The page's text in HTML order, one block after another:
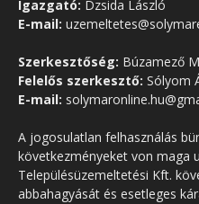
Igazgató: Dzsida László
E-mail:
Szerkesztőség: Búzamező
Felelős szerkesztő: Sólyom
E-mail:
A jogosulatlan felhasználás
következményeket von maga
Településüzemeltetési Kft.
abbahagyását és esetleges